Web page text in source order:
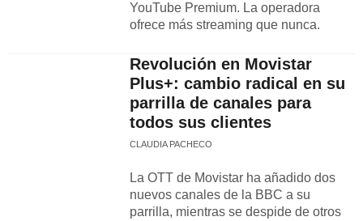
YouTube Premium. La operadora
ofrece más streaming que nunca.
Revolución en Movistar
Plus+: cambio radical en su
parrilla de canales para
todos sus clientes
CLAUDIA PACHECO
La OTT de Movistar ha añadido dos
nuevos canales de la BBC a su
parrilla, mientras se despide de otros